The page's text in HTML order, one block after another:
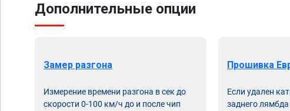
Дополнительные опции
Замер разгона
Измерение времени разгона в сек до
скорости 0-100 км/ч до и после чип
Прошивка
Если удален
заднего